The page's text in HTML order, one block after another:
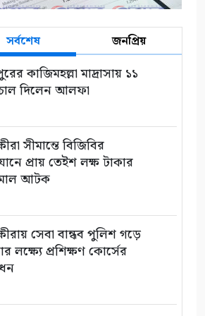
সর্বশেষ জনপ্রিয়
কাজিমহল্লা মাদ্রাসায় ১১
চাল দিলেন আলফা
সীমান্তে বিজিবির
প্রায় তেইশ লক্ষ টাকার
আটক
সেবা বান্ধব পুলিশ গড়ে
লক্ষ্যে প্রশিক্ষণ কোর্সের